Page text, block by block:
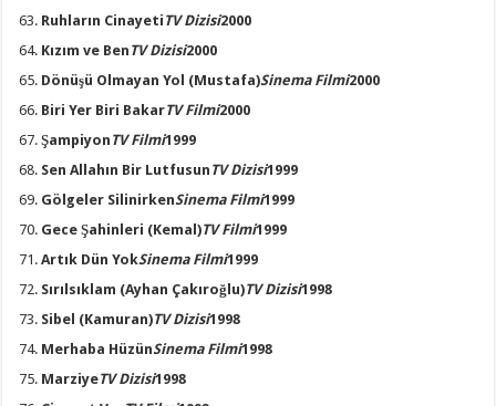
Ruhların Cinayeti TV Dizisi2000
Kızım ve Ben TV Dizisi2000
Dönüşü Olmayan Yol (Mustafa)Sinema Filmi2000
Biri Yer Biri BakarTV Filmi2000
Şampiyon TV Filmi1999
Sen Allahın Bir Lutfusun TV Dizisi1999
Gölgeler SilinirkenSinema Filmi1999
Gece Şahinleri (Kemal)TV Filmi1999
Artık Dün YokSinema Filmi1999
Sırılsıklam (Ayhan Çakıroğlu)TV Dizisi1998
Sibel (Kamuran)TV Dizisi1998
Merhaba HüzünSinema Filmi1998
MarziyeTV Dizisi1998